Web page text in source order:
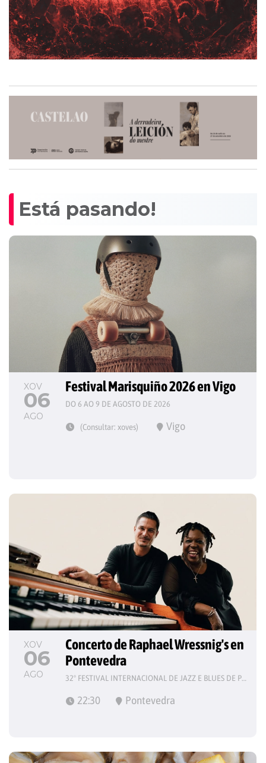
Está pasando!
XOV
06
AGO
Festival Marisquiño 2026 en Vigo
DO 6 AO 9 DE AGOSTO DE 2026
(Consultar: xoves) Vigo
XOV
06
AGO
Concerto de Raphael Wressnig's en
Pontevedra
32º FESTIVAL INTERNACIONAL DE JAZZ E BLUES DE PONTEVEDRA
22:30 Pontevedra